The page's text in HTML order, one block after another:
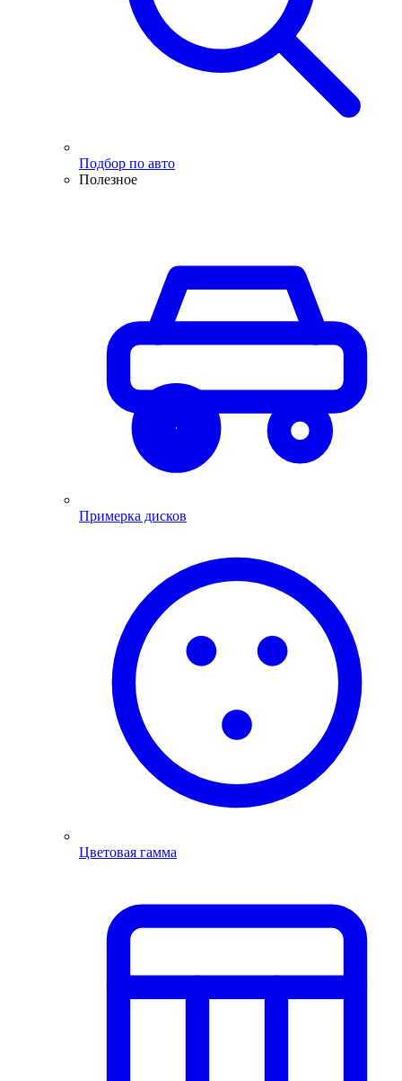
Подбор по авто
Полезное
Примерка дисков
Цветовая гамма